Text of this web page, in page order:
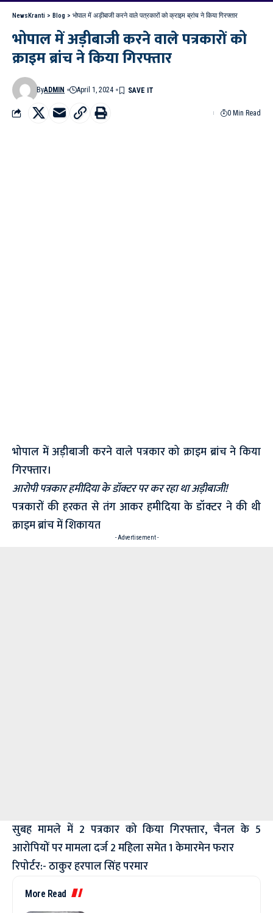
NewsKranti > Blog > भोपाल में अड़ीबाजी करने वाले पत्रकारों को क्राइम ब्रांच ने किया गिरफ्तार
भोपाल में अड़ीबाजी करने वाले पत्रकारों को
क्राइम ब्रांच ने किया गिरफ्तार
ByADMIN April 1, 2024
0 Min Read
भोपाल में अड़ीबाजी करने वाले पत्रकार को क्राइम ब्रांच ने किया
गिरफ्तार।
आरोपी पत्रकार हमीदिया के डॉक्टर पर कर रहा था अड़ीबाजी!
पत्रकारों की हरकत से तंग आकर हमीदिया के डॉक्टर ने की थी
क्राइम ब्रांच में शिकायत
- Advertisement -
सुबह मामले में 2 पत्रकार को किया गिरफ्तार, चैनल के 5
आरोपियों पर मामला दर्ज 2 महिला समेत 1 केमारमेन फरार
रिपोर्टर:- ठाकुर हरपाल सिंह परमार
More Read